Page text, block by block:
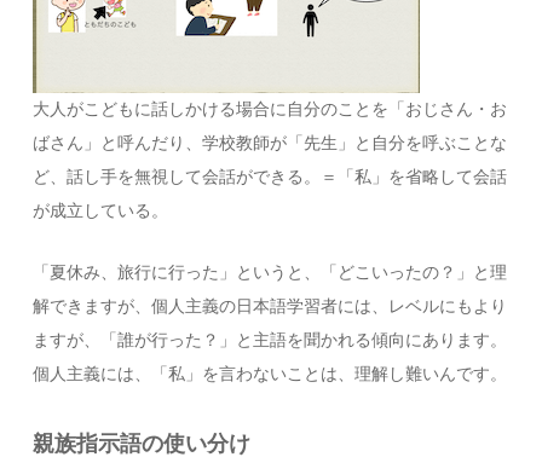
大人がこどもに話しかける場合に自分のことを「おじさん・お
ばさん」と呼んだり、学校教師が「先生」と自分を呼ぶことな
ど、話し手を無視して会話ができる。＝「私」を省略して会話
が成立している。
「夏休み、旅行に行った」というと、「どこいったの？」と理
解できますが、個人主義の日本語学習者には、レベルにもより
ますが、「誰が行った？」と主語を聞かれる傾向にあります。
個人主義には、「私」を言わないことは、理解し難いんです。
親族指示語の使い分け